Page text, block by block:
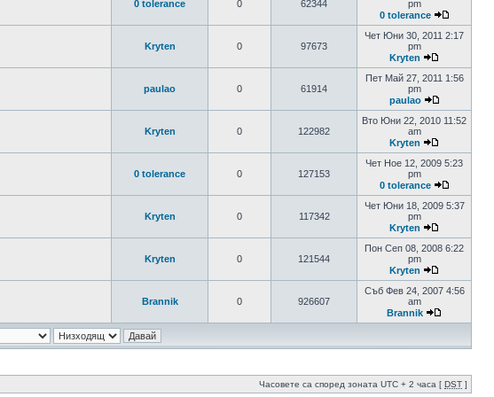
0 tolerance 0 62344
pm
0 tolerance
Kryten 0 97673
Чет Юни 30, 2011 2:17
pm
Kryten
paulao 0 61914
Пет Май 27, 2011 1:56
pm
paulao
Kryten 0 122982
Вто Юни 22, 2010 11:52
am
Kryten
0 tolerance 0 127153
Чет Ное 12, 2009 5:23
pm
0 tolerance
Kryten 0 117342
Чет Юни 18, 2009 5:37
pm
Kryten
Kryten 0 121544
Пон Сеп 08, 2008 6:22
pm
Kryten
Brannik 0 926607
Съб Фев 24, 2007 4:56
am
Brannik
Часовете са според зоната UTC + 2 часа [ DST ]